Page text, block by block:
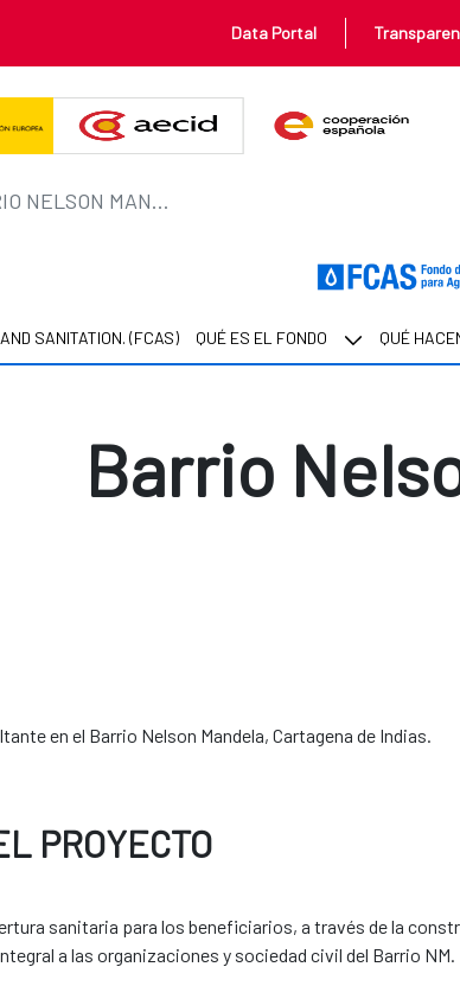
Mandela
Data Portal
COL-015-B - BARRIO NELSON MANDELA
SANITATION. (FCAS) QUÉ ES EL FONDO QUÉ
Barrio
en el Barrio Nelson Mandela, Cartagena de Indias.
PROYECTO
sanitaria para los beneficiarios, a través de la
a las organizaciones y sociedad civil del Barrio NM.